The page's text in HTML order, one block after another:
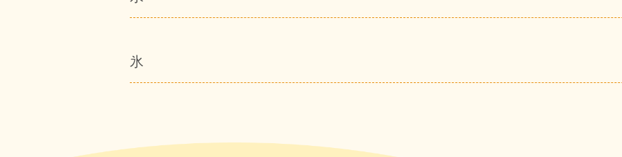
氷